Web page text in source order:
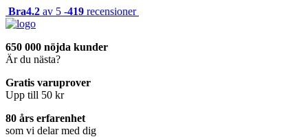
Bra4.2 av 5 -419 recensioner
650 000 nöjda kunder
Är du nästa?
Gratis varuprover
Upp till 50 kr
80 års erfarenhet
som vi delar med dig